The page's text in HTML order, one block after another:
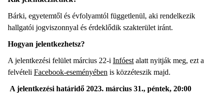
Bárki, egyetemtől és évfolyamtól függetlenül, aki rendelkezik
hallgatói jogviszonnyal és érdeklődik szakterület iránt.
Hogyan jelentkezhetsz?
A jelentkezési felület március 22-i Infóestalatt nyitják meg, ezt a
felvételi Facebook-eseményében is közzéteszik majd.
A jelentkezési határidő 2023. március 31., péntek, 20:00